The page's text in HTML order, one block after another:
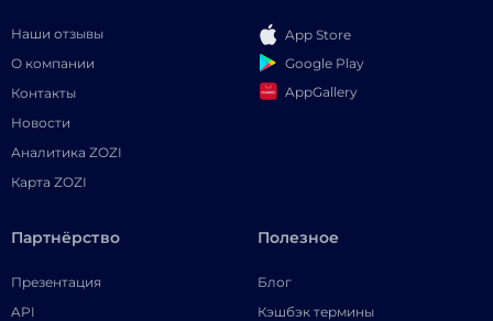
Наши отзывы
О компании
Контакты
Новости
Аналитика ZOZI
Карта ZOZI
App Store
Google Play
AppGallery
Партнёрство
Презентация
API
Полезное
Блог
Кэшбэк термины